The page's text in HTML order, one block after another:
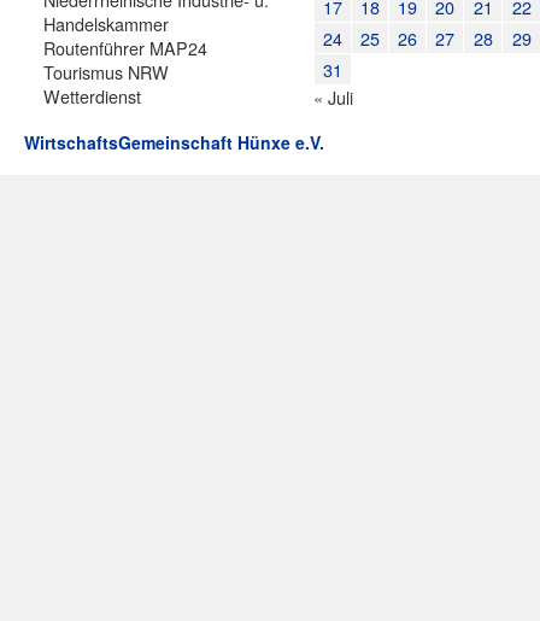
Handelskammer
Routenführer MAP24
Tourismus NRW
Wetterdienst
17 18 19 20 21
22
24
25 26 27 28
29
31
« Juli
WirtschaftsGemeinschaft Hünxe e.V.